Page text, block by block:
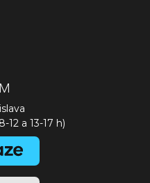
a 13-17 h)